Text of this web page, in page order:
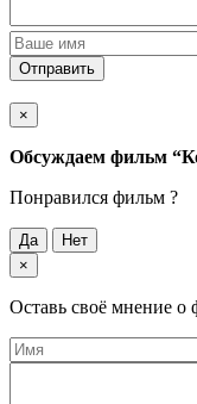
Отправить
×
Обсуждаем фильм
Понравился фильм ?
Да
Нет
×
Оставь своё мнение о